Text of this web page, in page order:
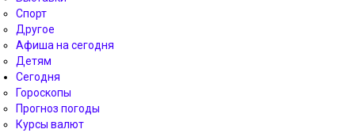
Спорт
Другое
Афиша на сегодня
Детям
Сегодня
Гороскопы
Прогноз погоды
Курсы валют